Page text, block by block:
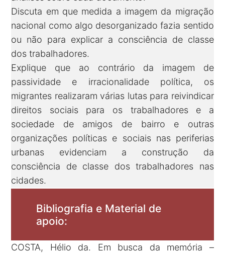
Discuta em que medida a imagem da migração
nacional como algo desorganizado fazia sentido
ou não para explicar a consciência de classe
dos trabalhadores.
Explique que ao contrário da imagem de
passividade e irracionalidade política, os
migrantes realizaram várias lutas para reivindicar
direitos sociais para os trabalhadores e a
sociedade de amigos de bairro e outras
organizações políticas e sociais nas periferias
urbanas evidenciam a construção da
consciência de classe dos trabalhadores nas
cidades.
Bibliografia e Material de
apoio:
COSTA, Hélio da. Em busca da memória –